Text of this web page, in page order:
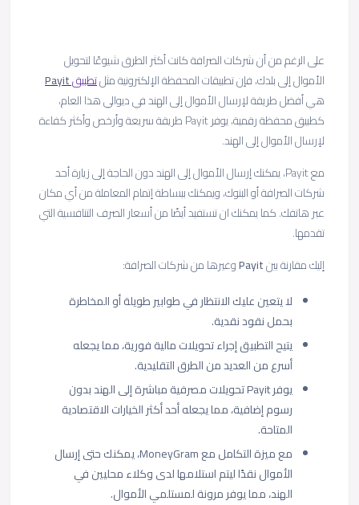
على الرغم من أن شركات الصرافة كانت أكثر الطرق شيوعًا لتحويل
الأموال إلى بلدك، فإن تطبيقات المحفظة الإلكترونية مثلتطبيقPayit
هي أفضل طريقة لإرسال الأموال إلى الهند في ديوالي هذا العام،
كطبيق محفظة رقمية، يوفر Payit طريقة سريعة وأرخص وأكثر كفاءة
لإرسال الأموال إلى الهند.
مع Payit، يمكنك إرسال الأموال إلى الهند دون الحاجة إلى زيارة أحد
شركات الصرافة أو البنوك، ويمكنك ببساطة إتمام المعاملة من أي مكان
عبر هاتفك. كما يمكنك ان تستفيد أيضًا من أسعار الصرف التنافسية التي
تقدمها.
إليك مقارنة بينPayitوغيرها من شركات الصرافة:
لا يتعين عليك الانتظار في طوابير طويلة أو المخاطرة
بحمل نقود نقدية.
يتيح التطبيق إجراء تحويلات مالية فورية، مما يجعله
أسرع من العديد من الطرق التقليدية.
يوفر Payit تحويلات مصرفية مباشرة إلى الهند بدون
رسوم إضافية، مما يجعله أحد أكثر الخيارات الاقتصادية
المتاحة.
مع ميزة التكامل مع MoneyGram، يمكنك حتى إرسال
الأموال نقدًا ليتم استلامها لدى وكلاء محليين في
الهند، مما يوفر مرونة لمستلمي الأموال.